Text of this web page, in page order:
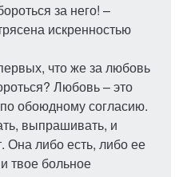
за него! –
искренностью
что же за любовь
Любовь – это
обоюдному согласию.
выпрашивать, и
Она либо есть, либо ее
твое больное